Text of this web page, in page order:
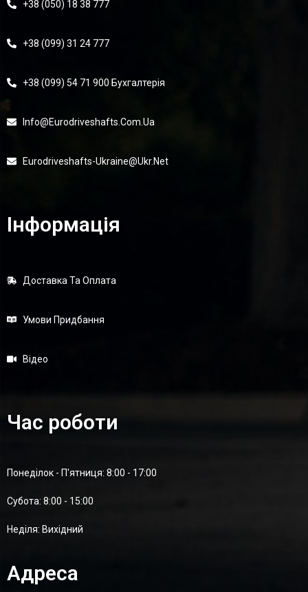
+38 (050) 18 38 777
+38 (099) 31 24 777
+38 (099) 54 71 900 Бухгалтерія
Info@eurodriveshafts.com.ua
Eurodriveshafts-Ukraine@ukr.net
Інформація
Доставка Та Оплата
Умови Придбання
Відео
Час роботи
Понеділок - П'ятниця: 8:00 - 17:00
Суботa: 8:00 - 15:00
Неділя: Вихідний
Адреса